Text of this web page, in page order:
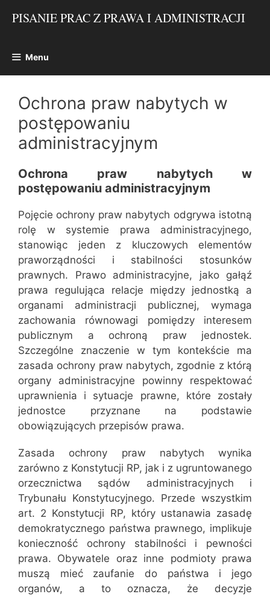
PISANIE PRAC Z PRAWA I ADMINISTRACJI
Menu
Ochrona praw nabytych w
postępowaniu
administracyjnym
Ochrona praw nabytych w
postępowaniu administracyjnym
Pojęcie ochrony praw nabytych odgrywa istotną
rolę w systemie prawa administracyjnego,
stanowiąc jeden z kluczowych elementów
praworządności i stabilności stosunków
prawnych. Prawo administracyjne, jako gałąź
prawa regulująca relacje między jednostką a
organami administracji publicznej, wymaga
zachowania równowagi pomiędzy interesem
publicznym a ochroną praw jednostek.
Szczególne znaczenie w tym kontekście ma
zasada ochrony praw nabytych, zgodnie z którą
organy administracyjne powinny respektować
uprawnienia i sytuacje prawne, które zostały
jednostce przyznane na podstawie
obowiązujących przepisów prawa.
Zasada ochrony praw nabytych wynika
zarówno z Konstytucji RP, jak i z ugruntowanego
orzecznictwa sądów administracyjnych i
Trybunału Konstytucyjnego. Przede wszystkim
art. 2 Konstytucji RP, który ustanawia zasadę
demokratycznego państwa prawnego, implikuje
konieczność ochrony stabilności i pewności
prawa. Obywatele oraz inne podmioty prawa
muszą mieć zaufanie do państwa i jego
organów, a to oznacza, że decyzje